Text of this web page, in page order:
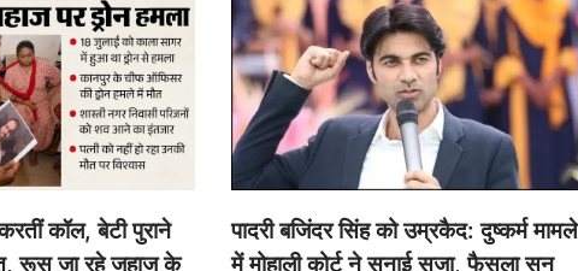
कॉल, बेटी पुराने
रूस जा रहे जहाज के
पादरी बजिंदर सिंह को उम्रकैद: दुष्कर्म मामले
में मोहाली कोर्ट ने सुनाई सजा, फैसला सुन